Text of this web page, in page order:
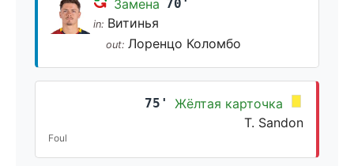
Замена 70'
in: Витинья
out: Лоренцо Коломбо
75'
Жёлтая карточка
T. Sandon
Foul